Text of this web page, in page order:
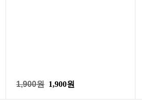
1,900원 1,900원